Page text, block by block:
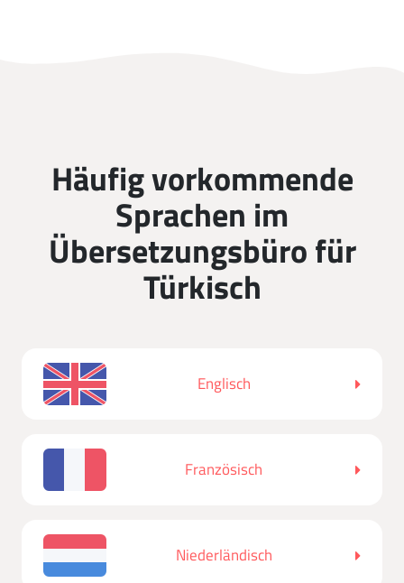
Häufig vorkommende
Sprachen im
Übersetzungsbüro für
Türkisch
Englisch
Französisch
Niederländisch